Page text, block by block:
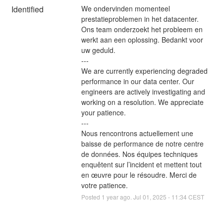
Identified
We ondervinden momenteel
prestatieproblemen in het datacenter.
Ons team onderzoekt het probleem en
werkt aan een oplossing. Bedankt voor
uw geduld.
---
We are currently experiencing degraded
performance in our data center. Our
engineers are actively investigating and
working on a resolution. We appreciate
your patience.
---
Nous rencontrons actuellement une
baisse de performance de notre centre
de données. Nos équipes techniques
enquêtent sur l’incident et mettent tout
en œuvre pour le résoudre. Merci de
votre patience.
Posted 1 year ago. Jul 01 2025 - 11:34 CEST